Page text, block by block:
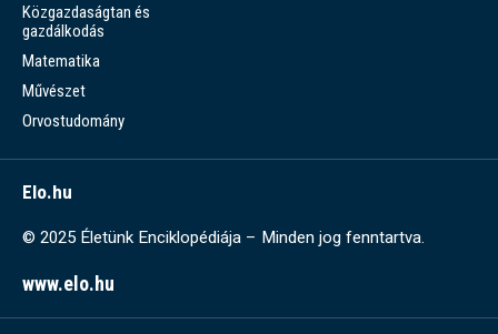
Közgazdaságtan és
gazdálkodás
Matematika
Művészet
Orvostudomány
Elo.hu
© 2025 Életünk Enciklopédiája – Minden jog fenntartva.
www.elo.hu